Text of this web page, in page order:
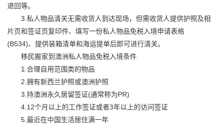
退回等。
3.私人物品清关无需收货人到达现场，但需收货人提供护照及相
片页和签证页复印件、填写一份私人物品免税入境申请表格
(B534)、提供装箱清单和海运提单后即可进行清关。
移民搬家到澳洲私人物品免税入境条件
1.合理自用范围类的物品
2.拥有新西兰护照或澳洲护照
3.持澳洲永久居留签证(通常称为PR)
4.12个月以上的工作签证或者3年以上的访问签证
5.最近在中国生活居住满一年